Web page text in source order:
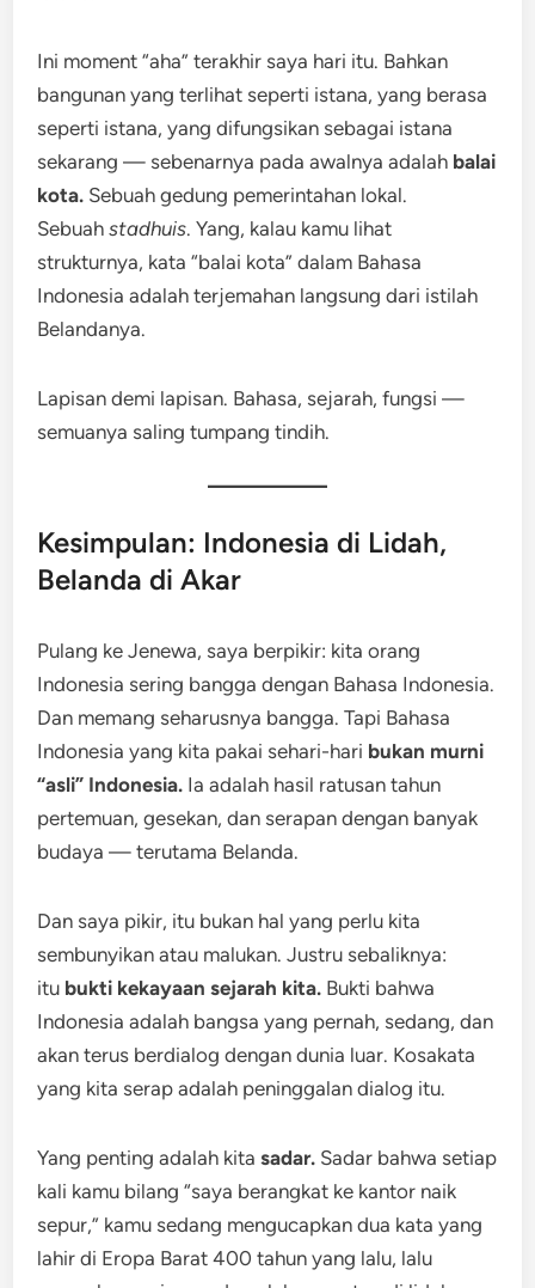
Ini moment “aha” terakhir saya hari itu. Bahkan
bangunan yang terlihat seperti istana, yang berasa
seperti istana, yang difungsikan sebagai istana
sekarang — sebenarnya pada awalnya adalah balai
kota. Sebuah gedung pemerintahan lokal.
Sebuahstadhuis. Yang, kalau kamu lihat
strukturnya, kata “balai kota” dalam Bahasa
Indonesia adalah terjemahan langsung dari istilah
Belandanya.
Lapisan demi lapisan. Bahasa, sejarah, fungsi —
semuanya saling tumpang tindih.
Kesimpulan: Indonesia di Lidah,
Belanda di Akar
Pulang ke Jenewa, saya berpikir: kita orang
Indonesia sering bangga dengan Bahasa Indonesia.
Dan memang seharusnya bangga. Tapi Bahasa
Indonesia yang kita pakai sehari-hari bukan murni
“asli” Indonesia. Ia adalah hasil ratusan tahun
pertemuan, gesekan, dan serapan dengan banyak
budaya — terutama Belanda.
Dan saya pikir, itu bukan hal yang perlu kita
sembunyikan atau malukan. Justru sebaliknya:
itu bukti kekayaan sejarah kita. Bukti bahwa
Indonesia adalah bangsa yang pernah, sedang, dan
akan terus berdialog dengan dunia luar. Kosakata
yang kita serap adalah peninggalan dialog itu.
Yang penting adalah kitasadar. Sadar bahwa setiap
kali kamu bilang “saya berangkat ke kantor naik
sepur,” kamu sedang mengucapkan dua kata yang
lahir di Eropa Barat 400 tahun yang lalu, lalu